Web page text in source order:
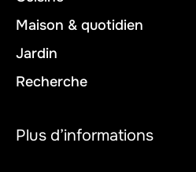
Maison & quotidien
Jardin
Recherche
Plus d’informations